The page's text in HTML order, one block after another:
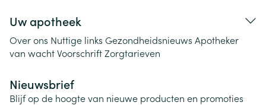
Uw apotheek
Over ons Nuttige links Gezondheidsnieuws Apotheker
van wachtVoorschriftZorgtarieven
Nieuwsbrief
Blijf op de hoogte van nieuwe producten en promoties